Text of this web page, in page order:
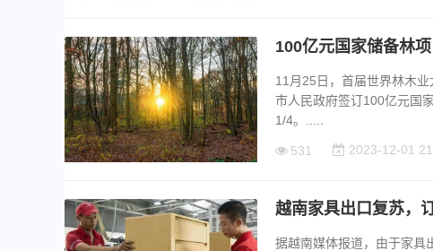
100亿元国家储备林
11月25日，首届世界林木
市人民政府签订100亿元国
1/4。.....
2023-12-01
531
越南家具出口复苏，
据越南媒体报道，由于家具